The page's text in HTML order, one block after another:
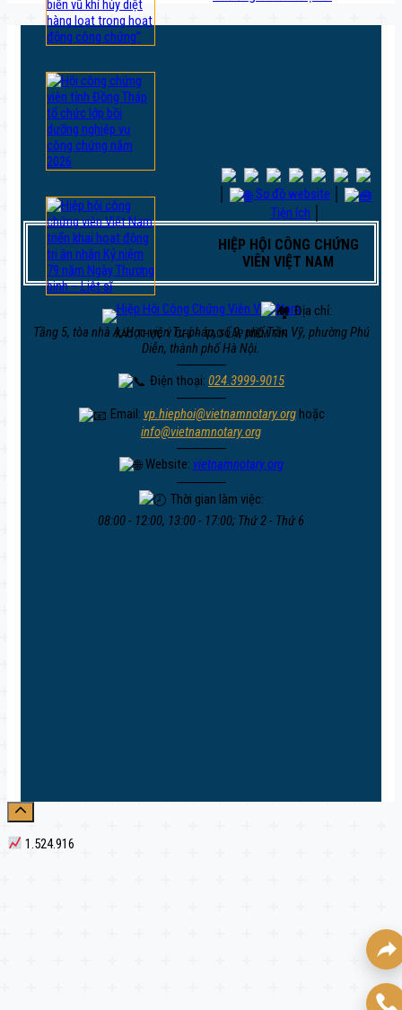
XÁC THỰC Ý CHÍ – TẠO LẬP NIỀM TIN
Sơ đồ website
Tiện ích
HIỆP HỘI CÔNG CHỨNG
VIÊN VIỆT NAM
Địa chỉ:
Tầng 5, tòa nhà A, Học viện Tư pháp, số 9, phố Trần Vỹ, phường Phú
Diễn, thành phố Hà Nội.
─────
Điện thoại:024.3999-9015
─────
Email: vp.hiephoi@vietnamnotary.orghoặc
info@vietnamnotary.org
─────
Website: vietnamnotary.org
─────
Thời gian làm việc:
08:00 - 12:00, 13:00 - 17:00; Thứ 2 - Thứ 6
1.524.916